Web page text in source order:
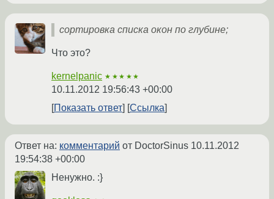
сортировка списка окон по глубине;
Что это?
kernelpanic ★★★★★
10.11.2012 19:56:43 +00:00
Показать ответ
Ссылка
Ответ на: комментарий от DoctorSinus 10.11.2012
19:54:38 +00:00
Ненужно. :}